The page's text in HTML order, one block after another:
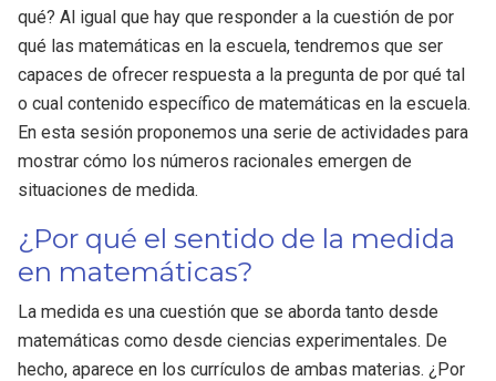
qué? Al igual que hay que responder a la cuestión de por
qué las matemáticas en la escuela, tendremos que ser
capaces de ofrecer respuesta a la pregunta de por qué tal
o cual contenido específico de matemáticas en la escuela.
En esta sesión proponemos una serie de actividades para
mostrar cómo los números racionales emergen de
situaciones de medida.
¿Por qué el sentido de la medida
en matemáticas?
La medida es una cuestión que se aborda tanto desde
matemáticas como desde ciencias experimentales. De
hecho, aparece en los currículos de ambas materias. ¿Por